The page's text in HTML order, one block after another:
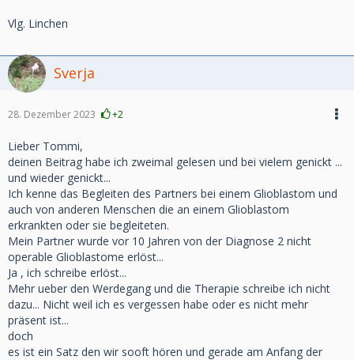
Vlg. Linchen
Sverja
28. Dezember 2023 +2
Lieber Tommi,
deinen Beitrag habe ich zweimal gelesen und bei vielem genickt ...
und wieder genickt...
Ich kenne das Begleiten des Partners bei einem Glioblastom und
auch von anderen Menschen die an einem Glioblastom
erkrankten oder sie begleiteten.
Mein Partner wurde vor 10 Jahren von der Diagnose 2 nicht
operable Glioblastome erlöst...
Ja , ich schreibe erlöst...
Mehr ueber den Werdegang und die Therapie schreibe ich nicht
dazu... Nicht weil ich es vergessen habe oder es nicht mehr
präsent ist...
doch
es ist ein Satz den wir sooft hören und gerade am Anfang der